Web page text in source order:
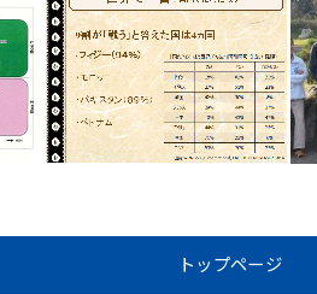
トップページ